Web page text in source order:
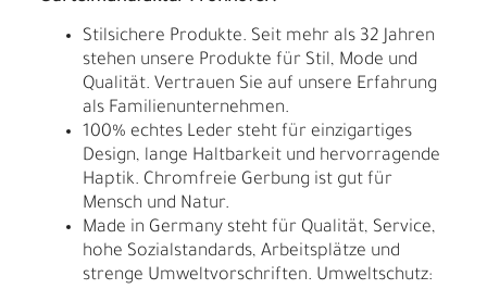
Stilsichere Produkte. Seit mehr als 32 Jahren
stehen unsere Produkte für Stil, Mode und
Qualität. Vertrauen Sie auf unsere Erfahrung
als Familienunternehmen.
100% echtes Leder steht für einzigartiges
Design, lange Haltbarkeit und hervorragende
Haptik. Chromfreie Gerbung ist gut für
Mensch und Natur.
Made in Germany steht für Qualität, Service,
hohe Sozialstandards, Arbeitsplätze und
strenge Umweltvorschriften. Umweltschutz: